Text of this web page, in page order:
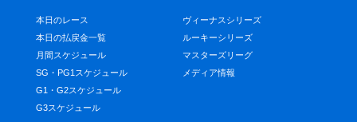
本日のレース
本日の払戻金一覧
月間スケジュール
SG・PG1スケジュール
G1・G2スケジュール
G3スケジュール
ヴィーナスシリーズ
ルーキーシリーズ
マスターズリーグ
メディア情報